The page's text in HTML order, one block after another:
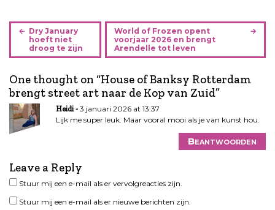
B
r
c
h
t
n
a
i
g
a
t
Dry January
hoeft niet
droog te zijn
World of Frozen opent
voorjaar 2026 en brengt
Arendelle tot leven
One thought on “House of Banksy Rotterdam
brengt street art naar de Kop van Zuid”
Heidi
3 januari 2026 at 13:37
Lijk me super leuk. Maar vooral mooi als je van kunst hou.
Beantwoorden
Leave a Reply
Stuur mij een e-mail als er vervolgreacties zijn.
Stuur mij een e-mail als er nieuwe berichten zijn.